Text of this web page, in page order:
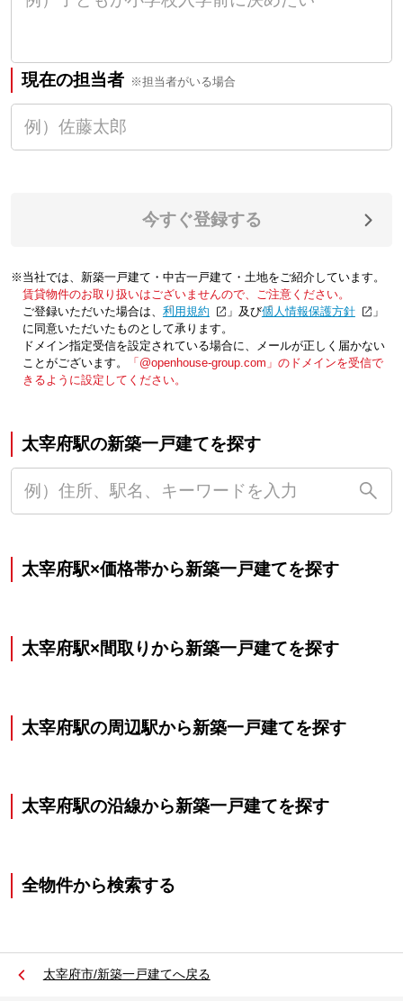
現在の担当者 ※担当者がいる場合
今すぐ登録する
※当社では、新築一戸建て・中古一戸建て・土地をご紹介しています。
賃貸物件のお取り扱いはございませんので、ご注意ください。
ご登録いただいた場合は、「利用規約 」及び「個人情報保護方針
」
に同意いただいたものとして承ります。
ドメイン指定受信を設定されている場合に、メールが正しく届かない
ことがございます。
「@openhouse-group.com」のドメインを受信で
きるように設定してください。
太宰府駅の新築一戸建てを探す
太宰府駅×価格帯から新築一戸建てを探す
太宰府駅×間取りから新築一戸建てを探す
太宰府駅の周辺駅から新築一戸建てを探す
太宰府駅の沿線から新築一戸建てを探す
全物件から検索する
太宰府市/新築一戸建てへ戻る